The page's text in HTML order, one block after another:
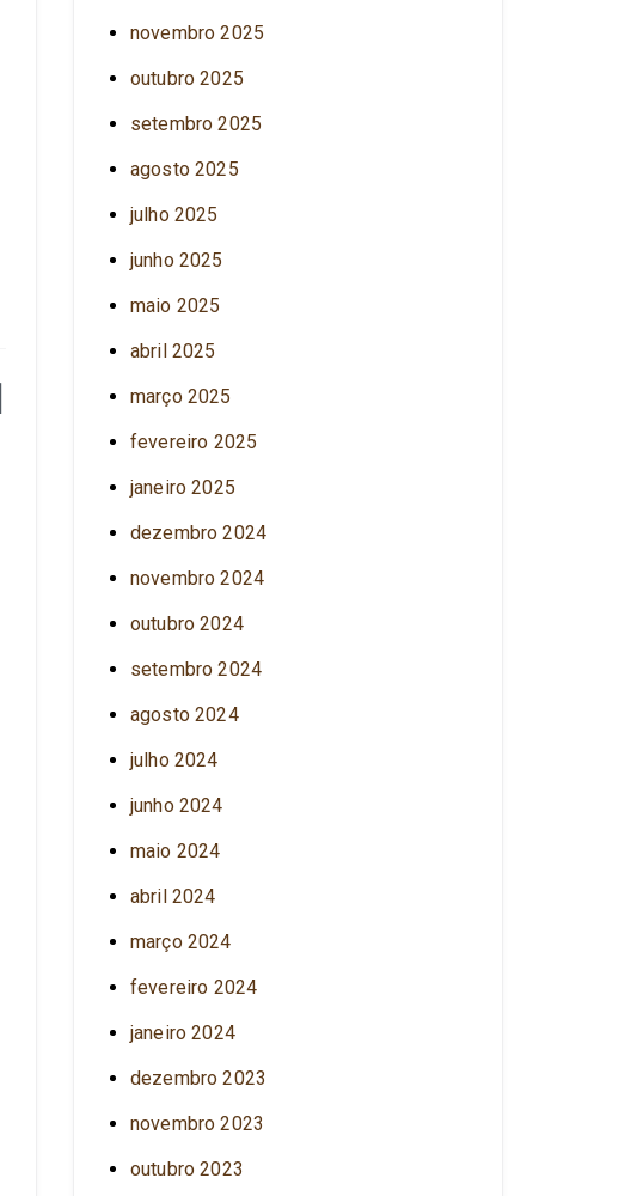
novembro 2025
outubro 2025
setembro 2025
agosto 2025
julho 2025
junho 2025
maio 2025
abril 2025
março 2025
fevereiro 2025
janeiro 2025
dezembro 2024
novembro 2024
outubro 2024
setembro 2024
agosto 2024
julho 2024
junho 2024
maio 2024
abril 2024
março 2024
fevereiro 2024
janeiro 2024
dezembro 2023
novembro 2023
outubro 2023